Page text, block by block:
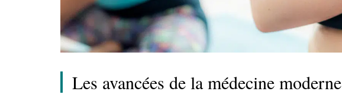
Les avancées de la médecine moderne